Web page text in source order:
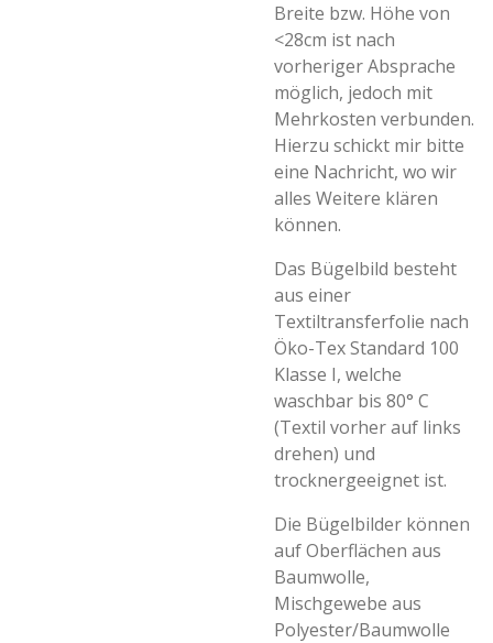
Breite bzw. Höhe von
<28cm ist nach
vorheriger Absprache
möglich, jedoch mit
Mehrkosten verbunden.
Hierzu schickt mir bitte
eine Nachricht, wo wir
alles Weitere klären
können.
Das Bügelbild besteht
aus einer
Textiltransferfolie nach
Öko-Tex Standard 100
Klasse I, welche
waschbar bis 80° C
(Textil vorher auf links
drehen) und
trocknergeeignet ist.
Die Bügelbilder können
auf Oberflächen aus
Baumwolle,
Mischgewebe aus
Polyester/Baumwolle